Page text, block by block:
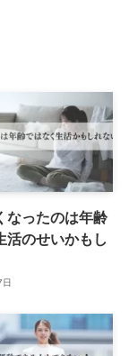
なったのは年齢
活のせいかもし